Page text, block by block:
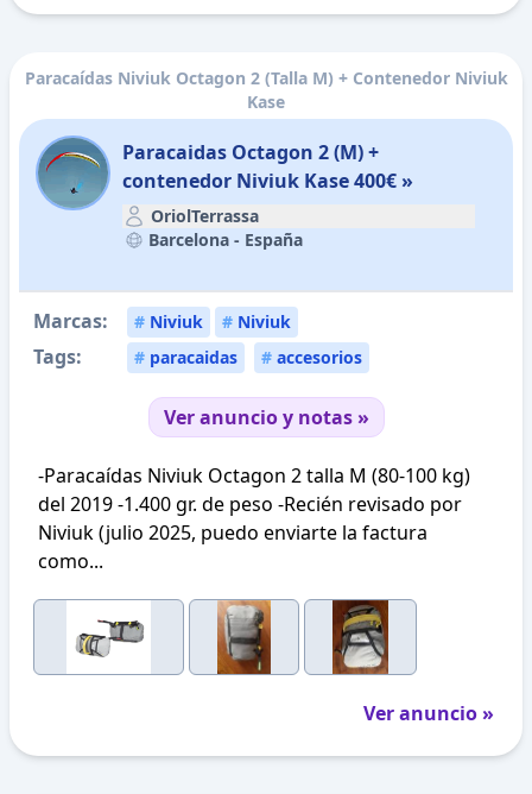
Paracaídas Niviuk Octagon 2 (Talla M) + Contenedor Niviuk
Kase
Paracaidas Octagon 2 (M) +
contenedor Niviuk Kase 400€ »
OriolTerrassa
Barcelona - España
Marcas: # Niviuk # Niviuk
Tags: # paracaidas # accesorios
Ver anuncio y notas »
-Paracaídas Niviuk Octagon 2 talla M (80-100 kg)
del 2019 -1.400 gr. de peso -Recién revisado por
Niviuk (julio 2025, puedo enviarte la factura
como...
Ver anuncio »